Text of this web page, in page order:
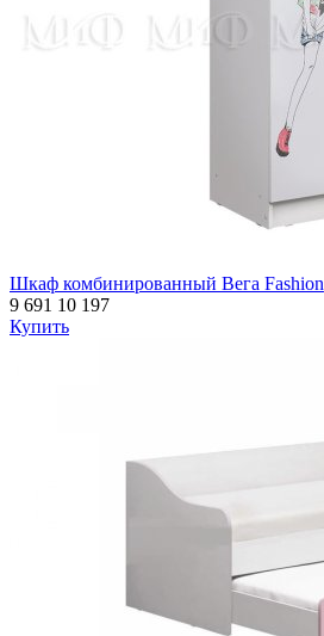
Шкаф комбинированный Вега Fashion
9 691 10 197
Купить